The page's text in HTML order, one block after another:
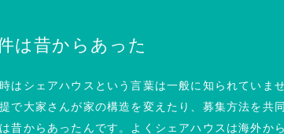
は昔からあった
はシェアハウスという言葉は一般に知られていま
で大家さんが家の構造を変えたり、募集方法を共
昔からあったんです。よくシェアハウスは海外か